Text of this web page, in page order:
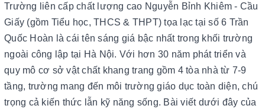
Trường liên cấp chất lượng cao Nguyễn Bỉnh Khiêm - Cầu
Giấy (gồm Tiểu học, THCS & THPT) tọa lạc tại số 6 Trần
Quốc Hoàn là cái tên sáng giá bậc nhất trong khối trường
ngoài công lập tại Hà Nội. Với hơn 30 năm phát triển và
quy mô cơ sở vật chất khang trang gồm 4 tòa nhà từ 7-9
tầng, trường mang đến môi trường giáo dục toàn diện, chú
trọng cả kiến thức lẫn kỹ năng sống. Bài viết dưới đây của